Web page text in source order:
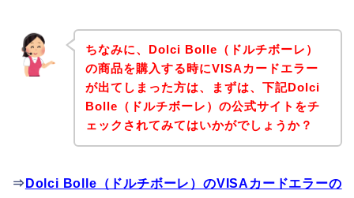
ちなみに、Dolci Bolle（ドルチボーレ）
の商品を購入する時にVISAカードエラー
が出てしまった方は、まずは、下記Dolci
Bolle（ドルチボーレ）の公式サイトをチ
ェックされてみてはいかがでしょうか？
⇒ Dolci Bolle（ドルチボーレ）のVISAカードエラーの